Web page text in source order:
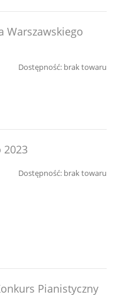
Warszawskiego
Dostępność: brak towaru
2023
Dostępność: brak towaru
Pianistyczny